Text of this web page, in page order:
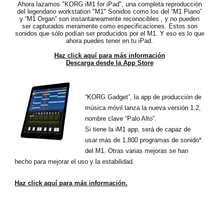
Ahora lazamos "KORG iM1 for iPad", una completa reproducción
del legendario workstation "M1" Sonidos como los del “M1 Piano”
y “M1 Organ” son instantaneamente reconocibles , y no pueden
ser capturados meramente como especificaciones. Estos son
sonidos que sólo podían ser producidos por el M1. Y eso es lo que
ahora puedes tener en tu iPad.
Haz click aquí para más información
Descarga desde la App Store
“KORG Gadget”, la app de producción de
música móvil lanza la nueva versión 1.2,
nombre clave “Palo Alto”.
Si tiene la iM1 app, será de capaz de
usar más de 1,800 programas de sonido*
del M1. Otras varias mejoras se han
hecho para mejorar el uso y la estabilidad.
Haz click aquí para más información.